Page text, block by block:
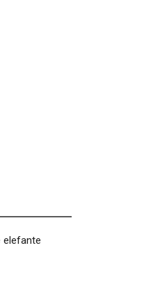
elefante